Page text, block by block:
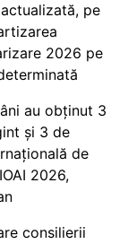
pe
2026 pe
au obținut 3
și 3 de
de
2026,
consilierii